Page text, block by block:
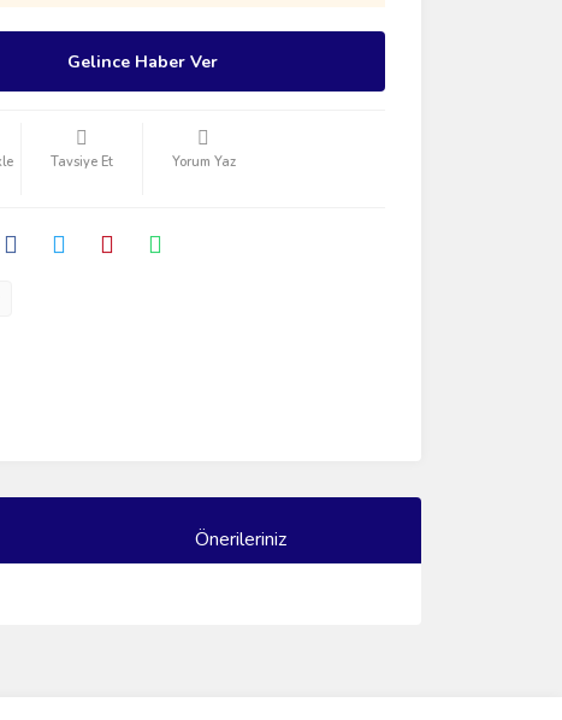
Gelince Haber Ver
Tavsiye Et Yorum Yaz
Önerileriniz